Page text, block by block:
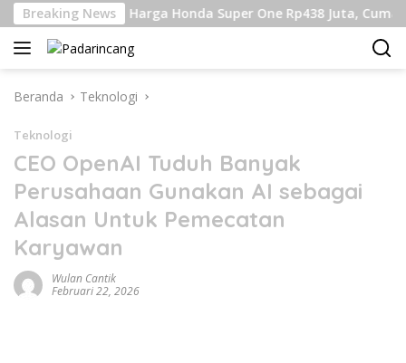
Langsung
ke
konten
Breaking NewsHarga Honda Super One Rp438 Juta, Cuma 100
Beranda Teknologi
Teknologi
CEO OpenAI Tuduh Banyak
Perusahaan Gunakan AI sebagai
Alasan Untuk Pemecatan
Karyawan
Wulan Cantik
Februari 22, 2026